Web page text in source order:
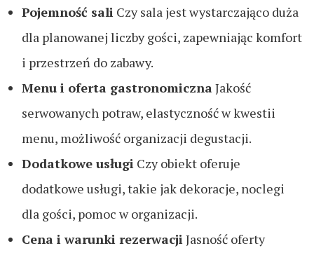
Pojemność sali Czy sala jest wystarczająco duża
dla planowanej liczby gości, zapewniając komfort
i przestrzeń do zabawy.
Menu i oferta gastronomiczna Jakość
serwowanych potraw, elastyczność w kwestii
menu, możliwość organizacji degustacji.
Dodatkowe usługi Czy obiekt oferuje
dodatkowe usługi, takie jak dekoracje, noclegi
dla gości, pomoc w organizacji.
Cena i warunki rezerwacjiJasność oferty